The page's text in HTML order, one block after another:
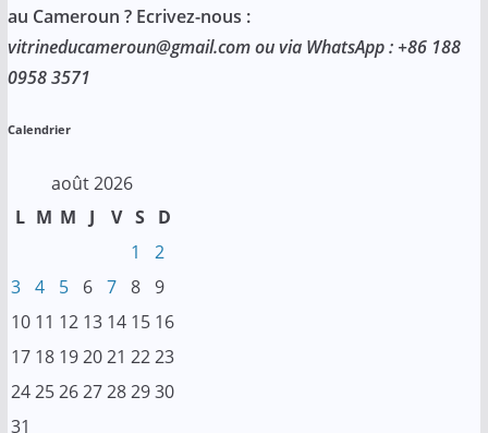
au Cameroun ? Ecrivez-nous :
vitrineducameroun@gmail.com ou via WhatsApp : +86 188
0958 3571
Calendrier
août 2026
L M M J V S D
1
2
3
4 5 6 7 8
9
10 11 12 13 14 15 16
17 18 192021 2223
24252627282930
31